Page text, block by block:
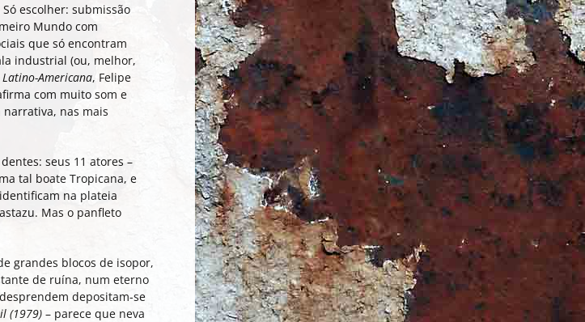
escolher: submissão
Mundo com
que só encontram
industrial (ou, melhor,
Americana, Felipe
com muito som e
nas mais
seus 11 atores –
tal boate Tropicana, e
na plateia
Mas o panfleto
grandes blocos de isopor,
de ruína, num eterno
depositam-se
(1979) – parece que neva